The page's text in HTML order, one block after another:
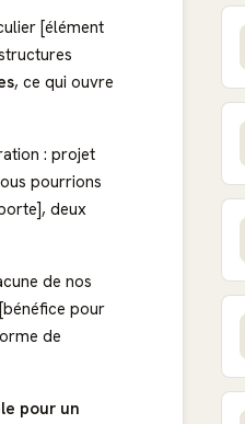
[élément
, ce qui ouvre
: projet
pourrions
deux
de nos
pour
de
pour un